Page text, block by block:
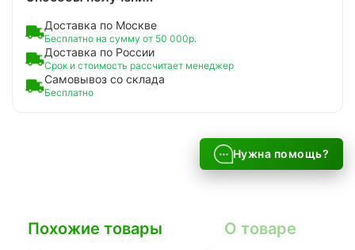
Доставка по Москве
Бесплатно на сумму от 50 000р.
Доставка по России
Срок и стоимость рассчитает менеджер
Самовывоз со склада
Бесплатно
Нужна помощь?
Похожие товары
О товаре